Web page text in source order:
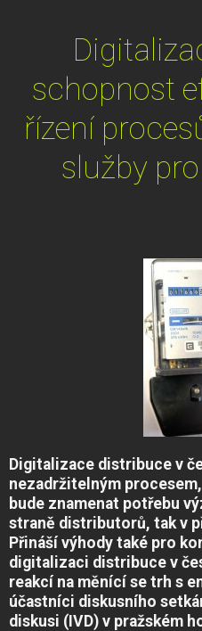
schopnost
řízení
služby
Digitalizace distribuce v
nezadržitelným
bude znamenat potřebu
straně distributorů, tak v
Přináší výhody také pro
digitalizaci distribuce v
reakcí na měnící se trh s
účastníci diskusního
diskusi (IVD) v pražském